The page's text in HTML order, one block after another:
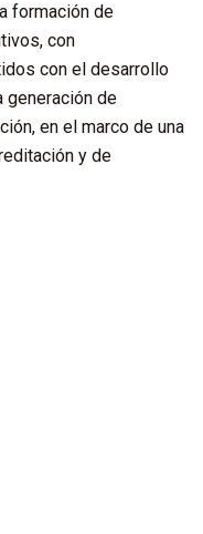
formación de
con
con el desarrollo
generación de
en el marco de una
y de